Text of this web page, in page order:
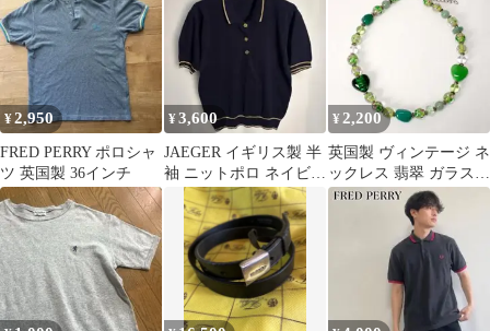
¥2,950
FRED PERRY ポロシャ
ツ 英国製 36インチ
¥3,600
JAEGER イギリス製 半
袖 ニットポロ ネイビー
ゴールドライン
¥2,200
英国製 ヴィンテージ ネ
ックレス 翡翠 ガラスビ
ーズ ハート フラワー